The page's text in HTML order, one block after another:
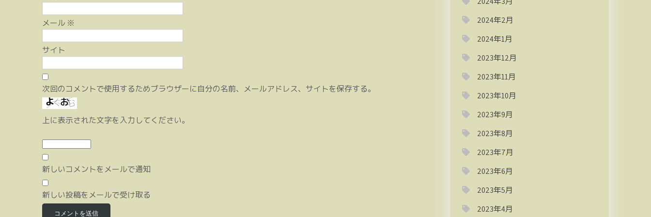
メール ※
サイト
次回のコメントで使用するためブラウザーに自分の名前、メールアドレス、サイトを保存する。
上に表示された文字を入力してください。
新しいコメントをメールで通知
新しい投稿をメールで受け取る
2024年2月
2024年1月
2023年12月
2023年11月
2023年10月
2023年9月
2023年8月
2023年7月
2023年6月
2023年5月
2023年4月